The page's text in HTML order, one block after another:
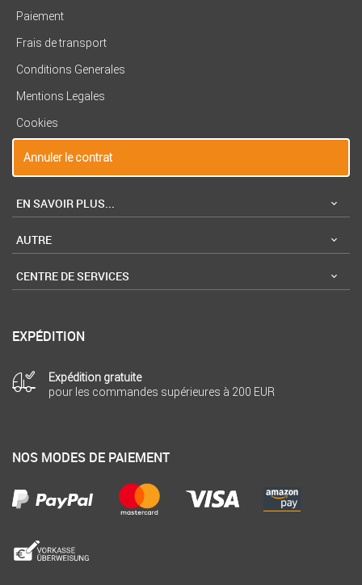
Paiement
Frais de transport
Conditions Generales
Mentions Legales
Cookies
Annuler le contrat
EN SAVOIR PLUS...
AUTRE
CENTRE DE SERVICES
EXPÉDITION
Expédition gratuite
pour les commandes supérieures à 200 EUR
NOS MODES DE PAIEMENT